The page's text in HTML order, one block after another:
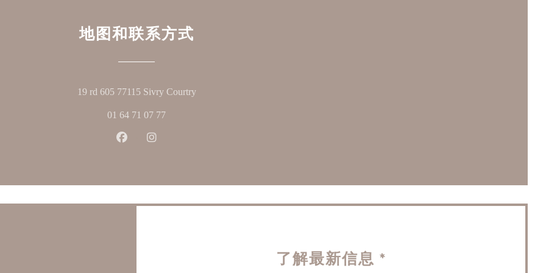
地图和联系方式
19 rd 605 77115 Sivry Courtry((在新窗口中打开))
01 64 71 07 77
Facebook ((在新窗口中打开))
了解最新信息 *